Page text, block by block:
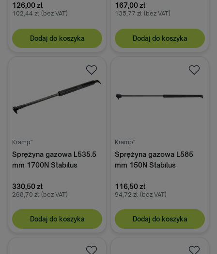
126,00 zł
102,44 zł (bez VAT)
Dodaj do koszyka
167,00 zł
135,77 zł (bez VAT)
Dodaj do koszyka
Kramp"
Sprężyna gazowa L535.5
mm 1700N Stabilus
330,50 zł
268,70 zł (bez VAT)
Dodaj do koszyka
Kramp"
Sprężyna gazowa L585
mm 150N Stabilus
116,50 zł
94,72 zł (bez VAT)
Dodaj do koszyka